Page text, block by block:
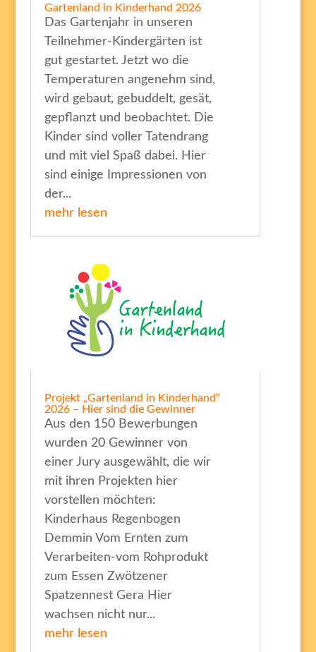
Gartenland in Kinderhand 2026
Das Gartenjahr in unseren
Teilnehmer-Kindergärten ist
gut gestartet. Jetzt wo die
Temperaturen angenehm sind,
wird gebaut, gebuddelt, gesät,
gepflanzt und beobachtet. Die
Kinder sind voller Tatendrang
und mit viel Spaß dabei. Hier
sind einige Impressionen von
der...
mehr lesen
Projekt „Gartenland in Kinderhand“
2026 – Hier sind die Gewinner
Aus den 150 Bewerbungen
wurden 20 Gewinner von
einer Jury ausgewählt, die wir
mit ihren Projekten hier
vorstellen möchten:
Kinderhaus Regenbogen
Demmin Vom Ernten zum
Verarbeiten-vom Rohprodukt
zum Essen Zwötzener
Spatzennest Gera Hier
wachsen nicht nur...
mehr lesen